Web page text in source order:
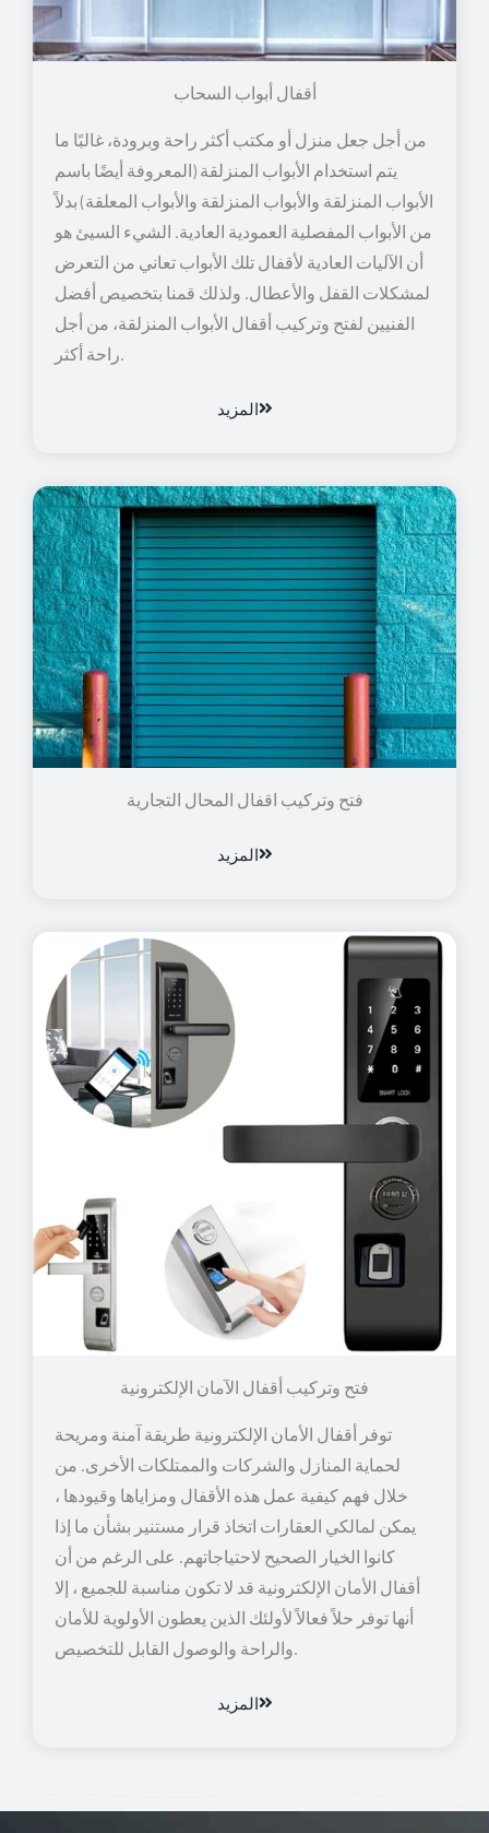
أقفال أبواب السحاب
من أجل جعل منزل أو مكتب أكثر راحة وبرودة، غالبًا ما
يتم استخدام الأبواب المنزلقة (المعروفة أيضًا باسم
الأبواب المنزلقة والأبواب المنزلقة والأبواب المعلقة) بدلاً
من الأبواب المفصلية العمودية العادية. الشيء السيئ هو
أن الآليات العادية لأقفال تلك الأبواب تعاني من التعرض
لمشكلات القفل والأعطال. ولذلك قمنا بتخصيص أفضل
الفنيين لفتح وتركيب أقفال الأبواب المنزلقة، من أجل
راحة أكثر.
المزيد
فتح وتركيب اقفال المحال التجارية
المزيد
توفر أقفال الأمان الإلكترونية طريقة آمنة ومريحة
لحماية المنازل والشركات والممتلكات الأخرى. من
خلال فهم كيفية عمل هذه الأقفال ومزاياها وقيودها ،
يمكن لمالكي العقارات اتخاذ قرار مستنير بشأن ما إذا
كانوا الخيار الصحيح لاحتياجاتهم. على الرغم من أن
أقفال الأمان الإلكترونية قد لا تكون مناسبة للجميع ، إلا
أنها توفر حلاً فعالاً لأولئك الذين يعطون الأولوية للأمان
والراحة والوصول القابل للتخصيص.
المزيد